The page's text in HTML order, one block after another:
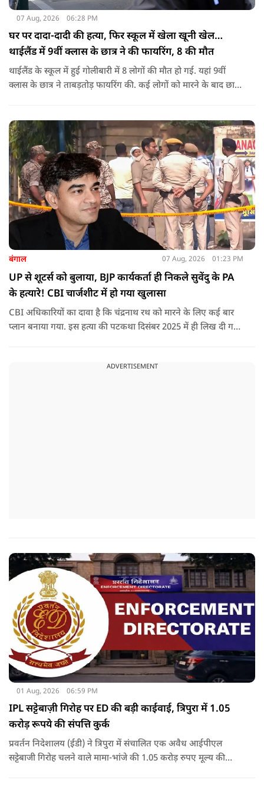
07 Aug, 2026 06:28 PM
घर पर दादा-दादी की हत्या, फिर स्कूल में खेला खूनी खेल…
थाईलैंड में 9वीं क्लास के छात्र ने की फायरिंग, 8 की मौत
थाईलैंड के स्कूल में हुई गोलीबारी में 8 लोगों की मौत हो गई. यहां 9वीं
क्लास के छात्र ने ताबड़तोड़ फायरिंग की. कई लोगों को मारने के बाद छात्र
बंगाल 07 Aug, 2026 01:23 PM
UP से शूटर्स को बुलाया, BJP कार्यकर्ता ही निकले सुवेंदु के PA
के हत्यारे! CBI चार्जशीट में हो गया खुलासा
CBI अधिकारियों का दावा है कि चंद्रनाथ रथ को मारने के लिए कई बार
प्लान बनाया गया. इस हत्या की पटकथा दिसंबर 2025 में ही लिख दी गई
ADVERTISEMENT
01 Aug, 2026 06:59 PM
IPL सट्टेबाज़ी गिरोह पर ED की बड़ी काईवाई, त्रिपुरा में 1.05
करोड़ रूपये की संपत्ति कुर्क
प्रवर्तन निदेशालय (ईडी) ने त्रिपुरा में संचालित एक अवैध आईपीएल
सट्टेबाजी गिरोह चलने वाले मामा-भांजे की 1.05 करोड़ रुपए मूल्य की